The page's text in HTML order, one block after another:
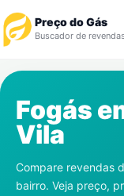
Preço do Gás
Buscador de revendas
Revendedor
Notícias
Fogás
Vila
Compare revendas
bairro. Veja preço,